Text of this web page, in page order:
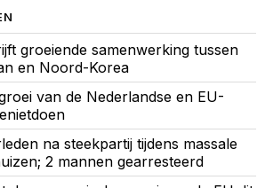
groeiende samenwerking tussen
en Noord-Korea
van de Nederlandse en EU-
na steekpartij tijdens massale
2 mannen gearresteerd